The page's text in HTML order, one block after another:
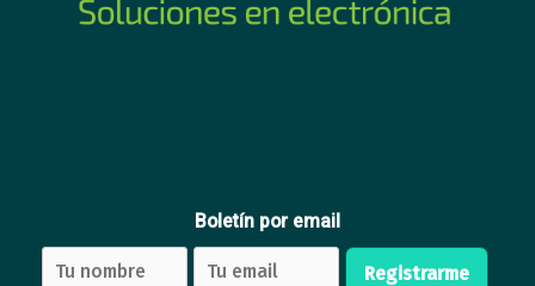
USD26,20 USD27,45
Boletín por email
Registrarme